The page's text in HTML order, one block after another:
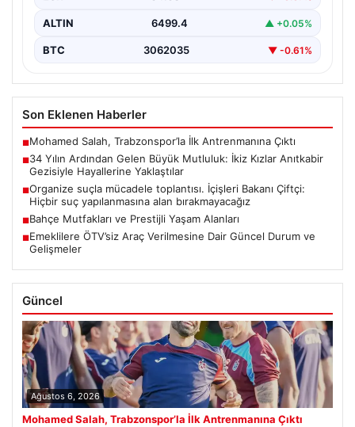
ALTIN 6499.4 ▲ +0.05%
BTC 3062035 ▼ -0.61%
Son Eklenen Haberler
■Mohamed Salah, Trabzonspor’la İlk Antrenmanına Çıktı
■34 Yılın Ardından Gelen Büyük Mutluluk: İkiz Kızlar Anıtkabir
Gezisiyle Hayallerine Yaklaştılar
■Organize suçla mücadele toplantısı. İçişleri Bakanı Çiftçi:
Hiçbir suç yapılanmasına alan bırakmayacağız
■Bahçe Mutfakları ve Prestijli Yaşam Alanları
■Emeklilere ÖTV’siz Araç Verilmesine Dair Güncel Durum ve
Gelişmeler
Güncel
Ağustos 6, 2026
Mohamed Salah, Trabzonspor’la İlk Antrenmanına Çıktı